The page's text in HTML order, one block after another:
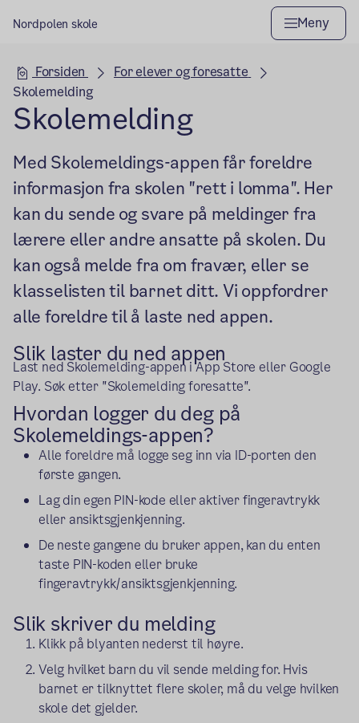
Nordpolen skole Meny
Hovedseksjon
Forsiden
For elever og foresatte
Skolemelding
Skolemelding
Med Skolemeldings-appen får foreldre
informasjon fra skolen "rett i lomma". Her
kan du sende og svare på meldinger fra
lærere eller andre ansatte på skolen. Du
kan også melde fra om fravær, eller se
klasselisten til barnet ditt. Vi oppfordrer
alle foreldre til å laste ned appen.
Slik laster du ned appen
Last ned Skolemelding-appen i App Store eller Google
Play. Søk etter "Skolemelding foresatte".
Hvordan logger du deg på
Skolemeldings-appen?
Alle foreldre må logge seg inn via ID-porten den
første gangen.
Lag din egen PIN-kode eller aktiver fingeravtrykk
eller ansiktsgjenkjenning.
De neste gangene du bruker appen, kan du enten
taste PIN-koden eller bruke
fingeravtrykk/ansiktsgjenkjenning.
Slik skriver du melding
Klikk på blyanten nederst til høyre.
Velg hvilket barn du vil sende melding for. Hvis
barnet er tilknyttet flere skoler, må du velge hvilken
skole det gjelder.